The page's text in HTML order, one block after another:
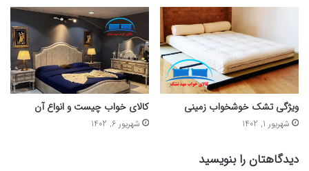
ویژگی تشک خوشخواب زمینی
شهریور 1, 1402
کالای خواب چیست و انواع آن
شهریور 6, 1402
دیدگاهتان را بنویسید